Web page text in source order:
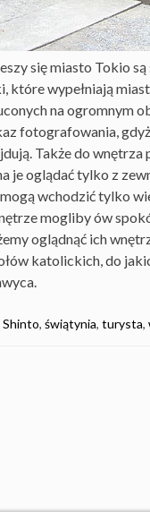
się miasto Tokio
które wypełniają
na ogromnym
fotografowania,
Także do
je oglądać tylko z
wchodzić tylko
mogliby ów
oglądnąć ich
katolickich, do
Shinto, świątynia, turysta,